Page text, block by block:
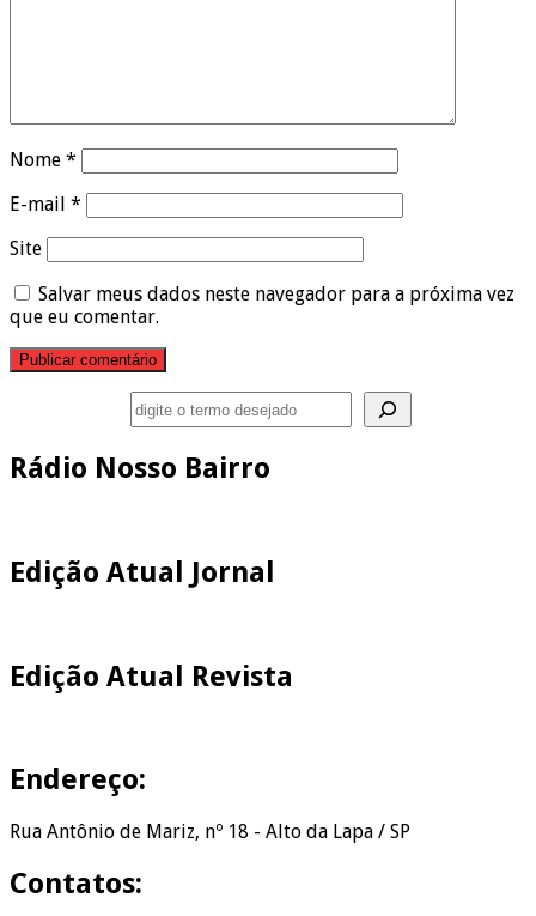
Nome *
E-mail *
Site
Salvar meus dados neste navegador para a próxima vez
que eu comentar.
Rádio Nosso Bairro
Edição Atual Jornal
Edição Atual Revista
Endereço:
Rua Antônio de Mariz, nº 18 - Alto da Lapa / SP
Contatos: